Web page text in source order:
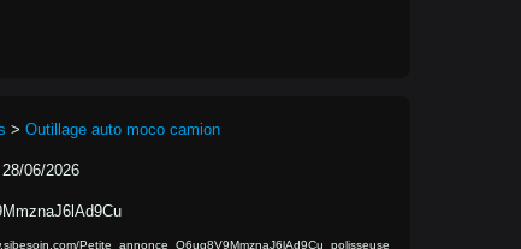
> Outillage auto moco camion
06/2026
Petite_annonce_Q6ug8V9MmznaJ6lAd9Cu_polisseuse